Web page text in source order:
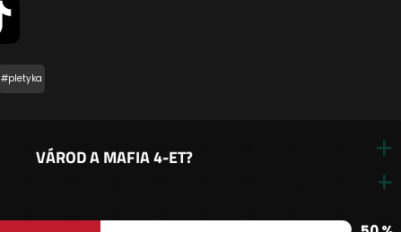
#pletyka
VÁROD A MAFIA 4-ET?